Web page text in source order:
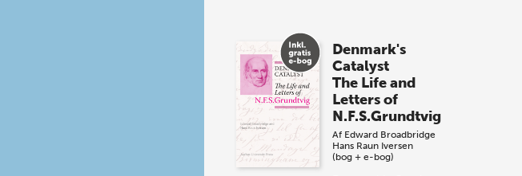
Denmark's
Catalyst
The Life and
Letters of
N.F.S.Grundtvig
Af Edward Broadbridge
Hans Raun Iversen
(bog + e-bog)